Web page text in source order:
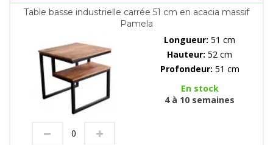
Table basse industrielle carrée 51 cm en acacia massif
Pamela
Longueur: 51 cm
Hauteur: 52 cm
Profondeur: 51 cm
En stock
4 à 10 semaines